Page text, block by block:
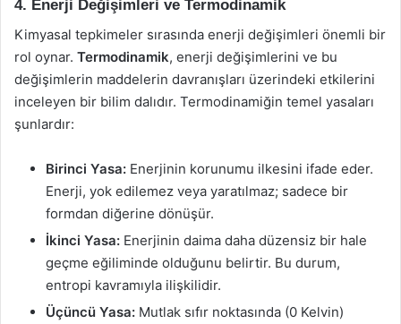
4. Enerji Değişimleri ve Termodinamik
Kimyasal tepkimeler sırasında enerji değişimleri önemli bir
rol oynar. Termodinamik, enerji değişimlerini ve bu
değişimlerin maddelerin davranışları üzerindeki etkilerini
inceleyen bir bilim dalıdır. Termodinamiğin temel yasaları
şunlardır:
Birinci Yasa: Enerjinin korunumu ilkesini ifade eder.
Enerji, yok edilemez veya yaratılmaz; sadece bir
formdan diğerine dönüşür.
İkinci Yasa: Enerjinin daima daha düzensiz bir hale
geçme eğiliminde olduğunu belirtir. Bu durum,
entropi kavramıyla ilişkilidir.
Üçüncü Yasa: Mutlak sıfır noktasında (0 Kelvin)